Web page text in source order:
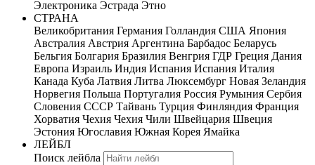
Электроника Эстрада Этно
СТРАНА
Великобритания Германия Голландия США Япония
Австралия Австрия Аргентина Барбадос Беларусь
Бельгия Болгария Бразилия Венгрия ГДР Греция Дания
Европа Израиль Индия Испания Испания Италия
Канада Куба Латвия Литва Люксембург Новая Зеландия
Норвегия Польша Португалия Россия Румыния Сербия
Словения СССР Тайвань Турция Финляндия Франция
Хорватия Чехия Чехия Чили Швейцария Швеция
Эстония Югославия Южная Корея Ямайка
ЛЕЙБЛ
Поиск лейбла